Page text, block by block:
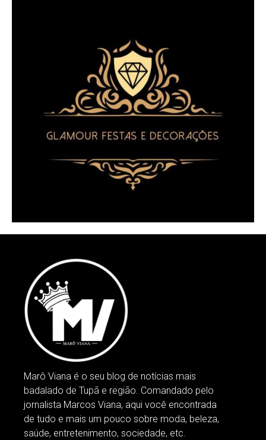
Marô Viana é o seu blog de notícias mais
badalado de Tupã e região. Comandado pelo
jornalista Marcos Viana, aqui você encontrada
de tudo e mais um pouco sobre moda, beleza,
saúde, entretenimento, sociedade, etc.